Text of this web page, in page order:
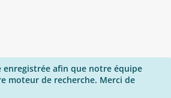
enregistrée afin que notre équipe
moteur de recherche. Merci de